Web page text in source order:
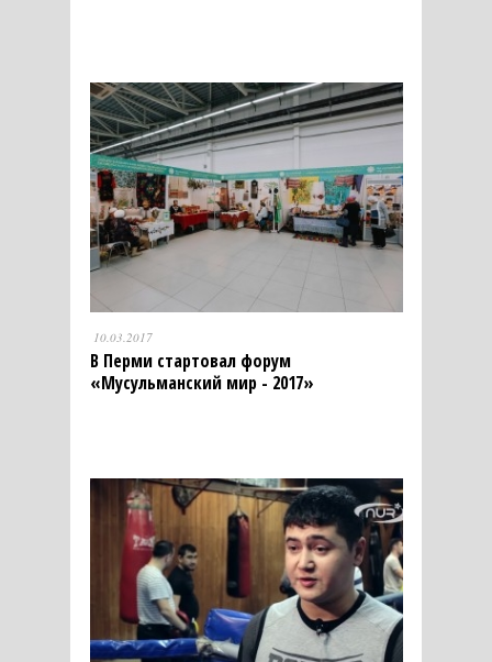
10.03.2017
В Перми стартовал форум
«Мусульманский мир - 2017»